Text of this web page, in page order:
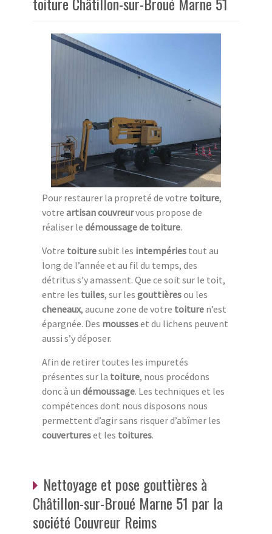
Pour restaurer la propreté de votre toiture,
votre artisan couvreurvous propose de
réaliser le démoussage de toiture.
Votre toituresubit les intempéries tout au
long de l’année et au fil du temps, des
détritus s’y amassent. Que ce soit sur le toit,
entre les tuiles, sur les gouttièresou les
cheneaux, aucune zone de votre toiture n’est
épargnée. Des mousseset du lichens peuvent
aussi s’y déposer.
Afin de retirer toutes les impuretés
présentes sur la toiture, nous procédons
donc à un démoussage. Les techniques et les
compétences dont nous disposons nous
permettent d’agir sans risquer d’abîmer les
couvertureset les toitures.
Nettoyage et pose gouttières à
Châtillon-sur-Broué Marne 51 par la
société Couvreur Reims